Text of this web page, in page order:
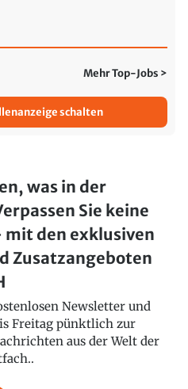
Mehr Top-Jobs >
schalten
was in der
Sie keine
den exklusiven
Zusatzangeboten
Newsletter und
Freitag pünktlich zur
aus der Welt der